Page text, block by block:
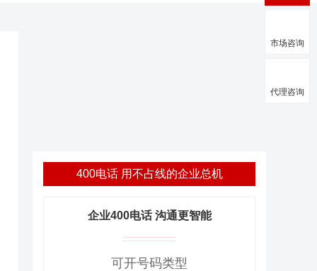
400电话 用不占线的企业总机
企业400电话 沟通更智能
可开号码类型
市场咨询
代理咨询